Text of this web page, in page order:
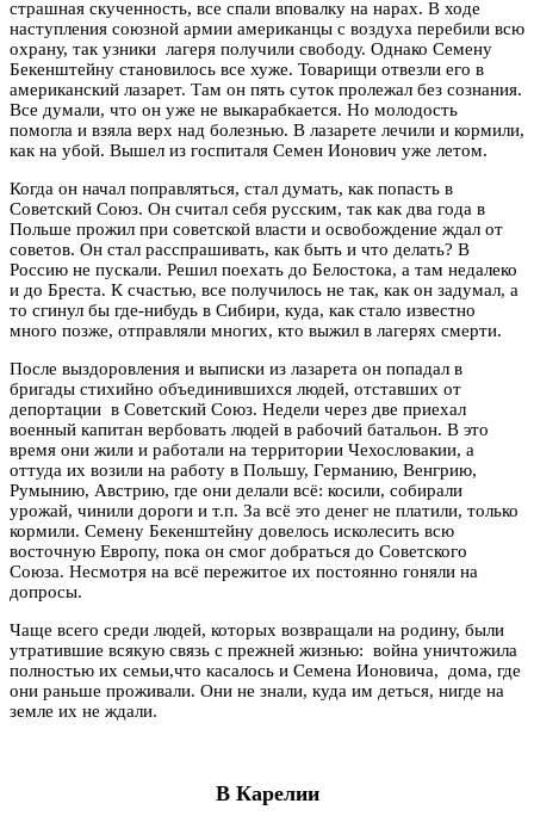
страшная скученность, все спали вповалку на нарах. В ходе
наступления союзной армии американцы с воздуха перебили всю
охрану, так узники лагеря получили свободу. Однако Семену
Бекенштейну становилось все хуже. Товарищи отвезли его в
американский лазарет. Там он пять суток пролежал без сознания.
Все думали, что он уже не выкарабкается. Но молодость
помогла и взяла верх над болезнью. В лазарете лечили и кормили,
как на убой. Вышел из госпиталя Семен Ионович уже летом.
Когда он начал поправляться, стал думать, как попасть в
Советский Союз. Он считал себя русским, так как два года в
Польше прожил при советской власти и освобождение ждал от
советов. Он стал расспрашивать, как быть и что делать? В
Россию не пускали. Решил поехать до Белостока, а там недалеко
и до Бреста. К счастью, все получилось не так, как он задумал, а
то сгинул бы где-нибудь в Сибири, куда, как стало известно
много позже, отправляли многих, кто выжил в лагерях смерти.
После выздоровления и выписки из лазарета он попадал в
бригады стихийно объединившихся людей, отставших от
депортации в Советский Союз. Недели через две приехал
военный капитан вербовать людей в рабочий батальон. В это
время они жили и работали на территории Чехословакии, а
оттуда их возили на работу в Польшу, Германию, Венгрию,
Румынию, Австрию, где они делали всё: косили, собирали
урожай, чинили дороги и т.п. За всё это денег не платили, только
кормили. Семену Бекенштейну довелось исколесить всю
восточную Европу, пока он смог добраться до Советского
Союза. Несмотря на всё пережитое их постоянно гоняли на
допросы.
Чаще всего среди людей, которых возвращали на родину, были
утратившие всякую связь с прежней жизнью: война уничтожила
полностью их семьи,что касалось и Семена Ионовича, дома, где
они раньше проживали. Они не знали, куда им деться, нигде на
земле их не ждали.
В Карелии